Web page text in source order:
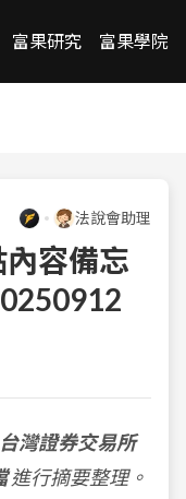
富果研究 富果學院
法說會助理
內容備忘
台灣證券交易所
進行摘要整理。